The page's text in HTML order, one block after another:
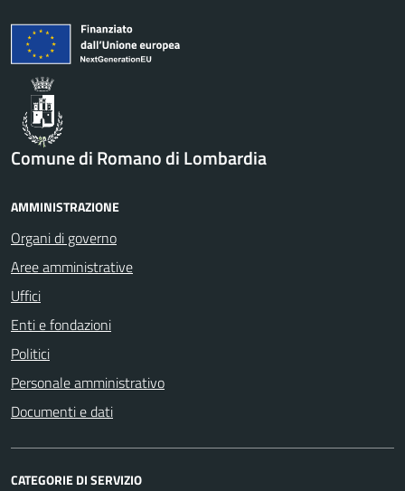
Comune di Romano di Lombardia
AMMINISTRAZIONE
Organi di governo
Aree amministrative
Uffici
Enti e fondazioni
Politici
Personale amministrativo
Documenti e dati
CATEGORIE DI SERVIZIO